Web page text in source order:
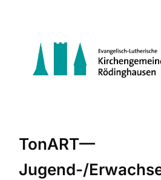
TonART—
Jugend-/